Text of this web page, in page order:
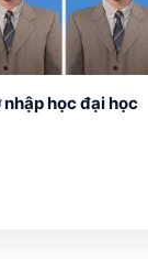
nhập học đại học